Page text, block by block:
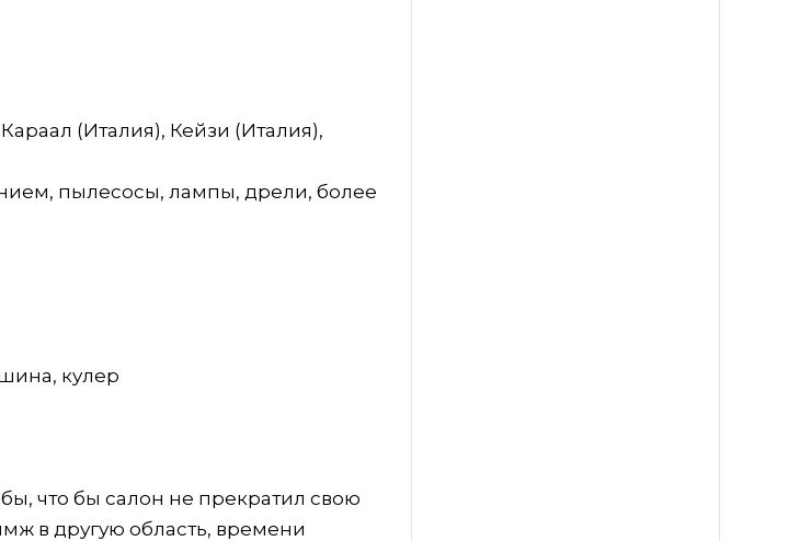
(Италия), Кейзи (Италия),
пылесосы, лампы, дрели, более
кулер
что бы салон не прекратил свою
в другую область, времени